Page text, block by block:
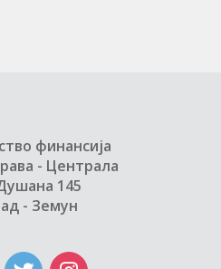
финансија
- Централа
145
- Земун